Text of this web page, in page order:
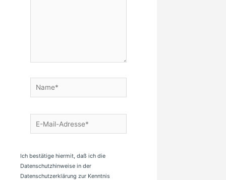
Name*
E-
Mail-
Ich bestätige hiermit, daß ich die
Datenschutzhinweise in der
Datenschutzerklärung zur Kenntnis